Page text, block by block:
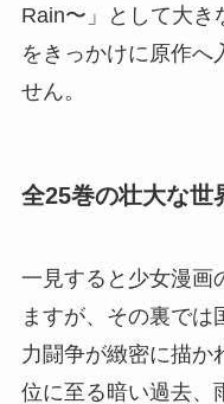
Rain〜」として大き
をきっかけに原作へ
せん。
全25巻の壮大な世
一見すると少女漫画
ますが、その裏で
力闘争が緻密に描か
位に至る暗い過去、